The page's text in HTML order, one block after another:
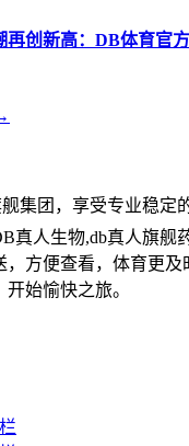
再创新高：DB体育官
集团，享受专业稳定
真人生物,db真人旗舰
，方便查看，体育更
始愉快之旅。